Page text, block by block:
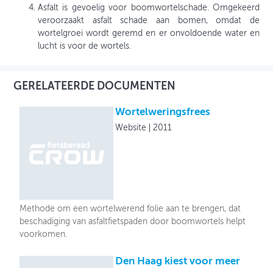
Asfalt is gevoelig voor boomwortelschade. Omgekeerd
veroorzaakt asfalt schade aan bomen, omdat de
wortelgroei wordt geremd en er onvoldoende water en
lucht is voor de wortels.
GERELATEERDE DOCUMENTEN
Wortelweringsfrees
Website 2011
Methode om een wortelwerend folie aan te brengen, dat
beschadiging van asfaltfietspaden door boomwortels helpt
voorkomen.
Den Haag kiest voor meer